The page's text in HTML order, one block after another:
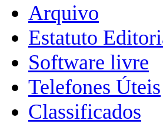
Arquivo
Estatuto
Software livre
Telefones Úteis
Classificados